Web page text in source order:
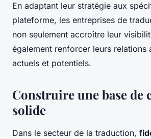
En adaptant leur stratégie aux
plateforme, les entreprises de
non seulement accroître leur
également renforcer leurs relations
actuels et potentiels.
Construire une base de
solide
Dans le secteur de la traduction,